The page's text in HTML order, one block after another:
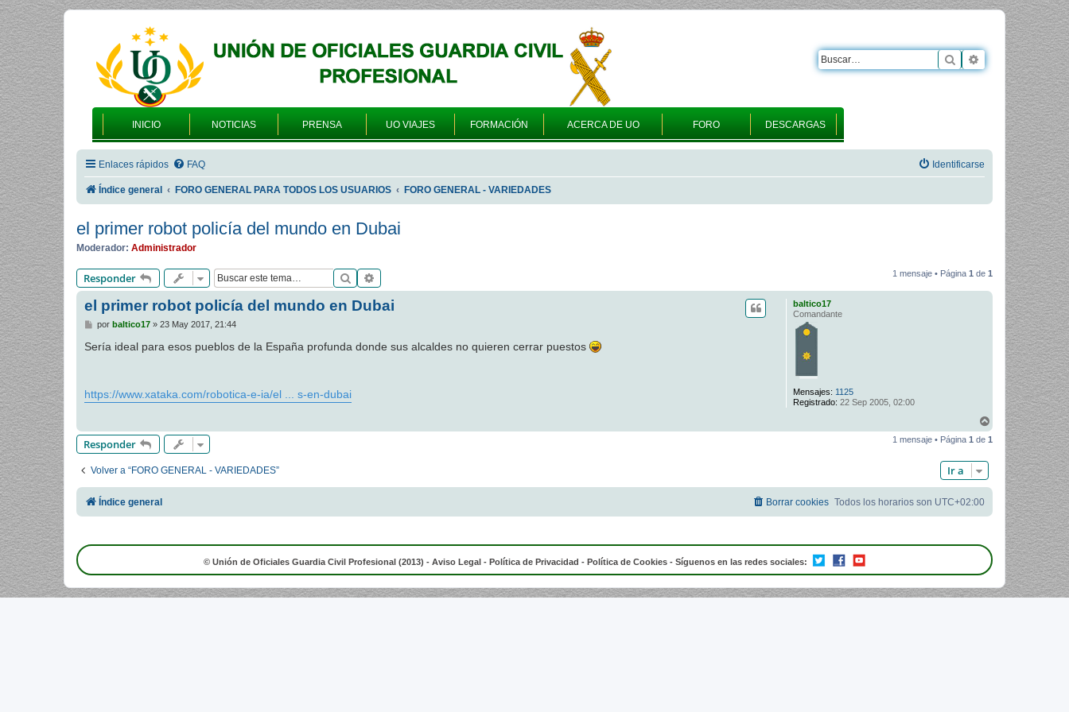
INICIO NOTICIAS PRENSA UO VIAJES FORMACIÓN ACERCA DE UO FORO DESCARGAS
Buscar Búsqueda
Enlaces rápidos FAQ Identificarse
Índice general FORO GENERAL PARA TODOS LOS USUARIOS FORO GENERAL - VARIEDADES
el primer robot policía del mundo en Dubai
Moderador: Administrador
Responder Buscar 1 mensaje • Página 1 de 1
baltico17
Comandante
Mensajes: 1125
Registrado: 22 Sep 2005, 02:00
el primer robot policía del mundo en Dubai
M
n
por baltico17» 23 May 2017, 21:44
Sería ideal para esos pueblos de la España profunda donde sus alcaldes no quieren cerrar puestos
https://www.xataka.com/robotica-e-ia/el ... s-en-dubai
r
Responder 1 mensaje • Página 1 de 1
Volver a “FORO GENERAL - VARIEDADES” Ir a
Índice general Todos los horarios son UTC+02:00
Borrar cookies
© Unión de Oficiales Guardia Civil Profesional (2013) - Aviso Legal - Política de Privacidad - Política de Cookies - Síguenos en las redes sociales: